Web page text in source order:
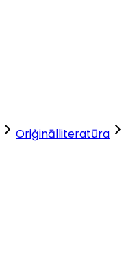
Oriģinālliteratūra